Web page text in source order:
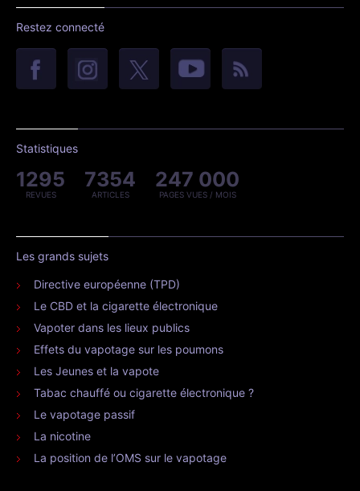
Restez connecté
Statistiques
1295
REVUES
7354
ARTICLES
247 000
PAGES VUES / MOIS
Les grands sujets
Directive européenne (TPD)
Le CBD et la cigarette électronique
Vapoter dans les lieux publics
Effets du vapotage sur les poumons
Les Jeunes et la vapote
Tabac chauffé ou cigarette électronique ?
Le vapotage passif
La nicotine
La position de l’OMS sur le vapotage